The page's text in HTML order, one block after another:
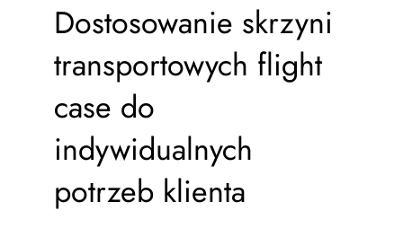
Dostosowanie skrzyni
transportowych flight
case do
indywidualnych
potrzeb klienta